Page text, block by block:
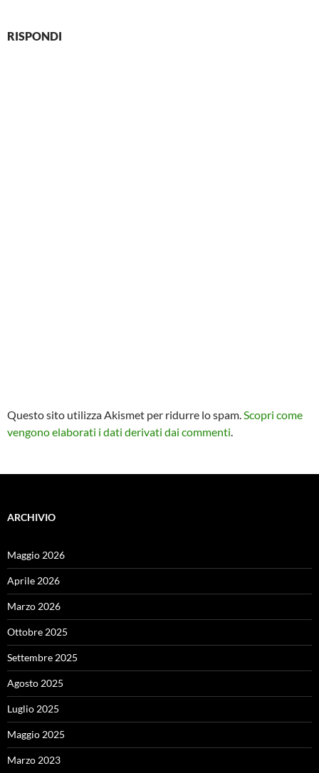
RISPONDI
Questo sito utilizza Akismet per ridurre lo spam.Scopri come
vengono elaborati i dati derivati dai commenti.
ARCHIVIO
Maggio 2026
Aprile 2026
Marzo 2026
Ottobre 2025
Settembre 2025
Agosto 2025
Luglio 2025
Maggio 2025
Marzo 2023